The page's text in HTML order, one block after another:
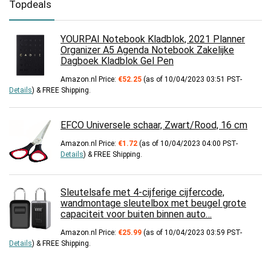
Topdeals
YOURPAI Notebook Kladblok, 2021 Planner
Organizer A5 Agenda Notebook Zakelijke
Dagboek Kladblok Gel Pen
Amazon.nl Price: €52.25 (as of 10/04/2023 03:51 PST-
Details) & FREE Shipping
EFCO Universele schaar, Zwart/Rood, 16 cm
Amazon.nl Price: €1.72 (as of 10/04/2023 04:00 PST-
Details) & FREE Shipping
Sleutelsafe met 4-cijferige cijfercode,
wandmontage sleutelbox met beugel grote
capaciteit voor buiten binnen auto…
Amazon.nl Price: €25.99 (as of 10/04/2023 03:59 PST-
Details) & FREE Shipping